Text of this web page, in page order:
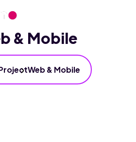
& Mobile
Web & Mobile